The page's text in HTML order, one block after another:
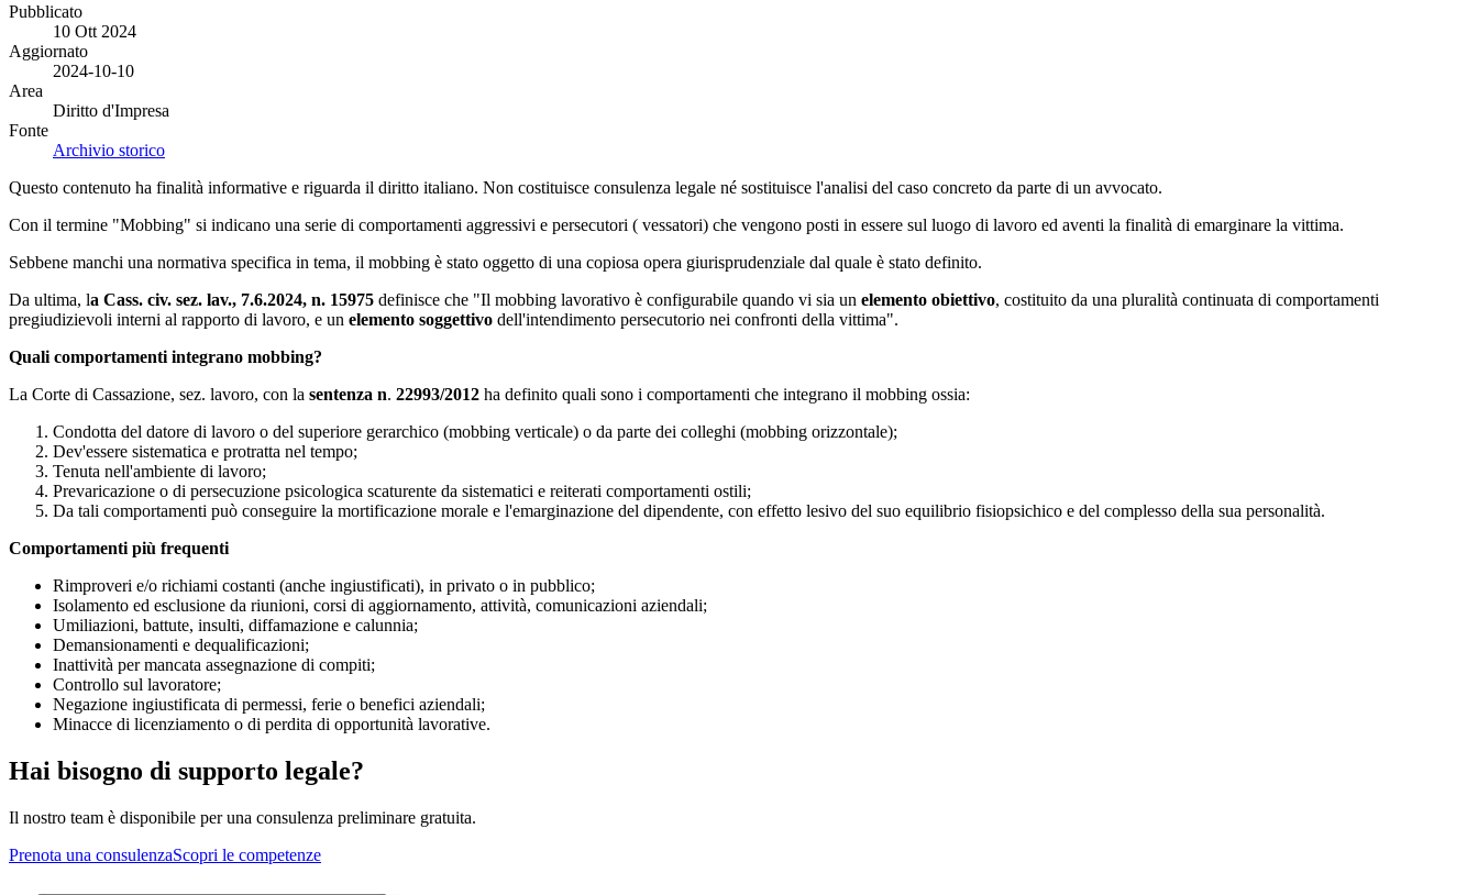
Pubblicato
10 Ott 2024
Aggiornato
2024-10-10
Area
Diritto d'Impresa
Fonte
Archivio storico
Questo contenuto ha finalità informative e riguarda il diritto italiano. Non costituisce consulenza legale né sostituisce l'analisi del caso concreto da parte di un avvocato.
Con il termine "Mobbing" si indicano una serie di comportamenti aggressivi e persecutori ( vessatori) che vengono posti in essere sul luogo di lavoro ed aventi la finalità di emarginare la vittima.
Sebbene manchi una normativa specifica in tema, il mobbing è stato oggetto di una copiosa opera giurisprudenziale dal quale è stato definito.
Da ultima, la Cass. civ. sez. lav., 7.6.2024, n. 15975 definisce che "Il mobbing lavorativo è configurabile quando vi sia un elemento obiettivo, costituito da una pluralità continuata di comportamenti
pregiudizievoli interni al rapporto di lavoro, e un elemento soggettivo dell'intendimento persecutorio nei confronti della vittima".
Quali comportamenti integrano mobbing?
La Corte di Cassazione, sez. lavoro, con la sentenza n. 22993/2012 ha definito quali sono i comportamenti che integrano il mobbing ossia:
Condotta del datore di lavoro o del superiore gerarchico (mobbing verticale) o da parte dei colleghi (mobbing orizzontale);
Dev'essere sistematica e protratta nel tempo;
Tenuta nell'ambiente di lavoro;
Prevaricazione o di persecuzione psicologica scaturente da sistematici e reiterati comportamenti ostili;
Da tali comportamenti può conseguire la mortificazione morale e l'emarginazione del dipendente, con effetto lesivo del suo equilibrio fisiopsichico e del complesso della sua personalità.
Comportamenti più frequenti
Rimproveri e/o richiami costanti (anche ingiustificati), in privato o in pubblico;
Isolamento ed esclusione da riunioni, corsi di aggiornamento, attività, comunicazioni aziendali;
Umiliazioni, battute, insulti, diffamazione e calunnia;
Demansionamenti e dequalificazioni;
Inattività per mancata assegnazione di compiti;
Controllo sul lavoratore;
Negazione ingiustificata di permessi, ferie o benefici aziendali;
Minacce di licenziamento o di perdita di opportunità lavorative.
Hai bisogno di supporto legale?
Il nostro team è disponibile per una consulenza preliminare gratuita.
Prenota una consulenzaScopri le competenze